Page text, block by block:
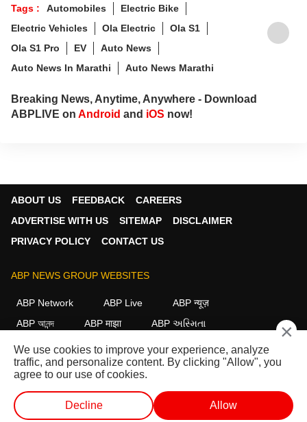
Tags : Automobiles
Electric Bike
Electric Vehicles
Ola Electric
Ola S1
Ola S1 Pro
EV
Auto News
Auto News In Marathi
Auto News Marathi
Breaking News, Anytime, Anywhere - Download
ABPLIVE on Android and iOS now!
ABOUT US FEEDBACK
CAREERS
ADVERTISE WITH US
SITEMAP
DISCLAIMER
PRIVACY POLICY
CONTACT US
ABP NEWS GROUP WEBSITES
ABP Network ABP Live
ABP न्यूज़
ABP আনন্দ
ABP माझा
ABP અસ્મિતા
ABP Ganga
ABP ਸਾਂਝਾ ABP நாடு ABP దేశం
FOLLOW US
×
We use cookies to improve your experience, analyze
traffic, and personalize content. By clicking "Allow", you
agree to our use of cookies.
Decline Allow